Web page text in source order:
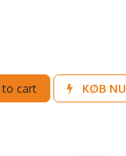
cart KØB NU